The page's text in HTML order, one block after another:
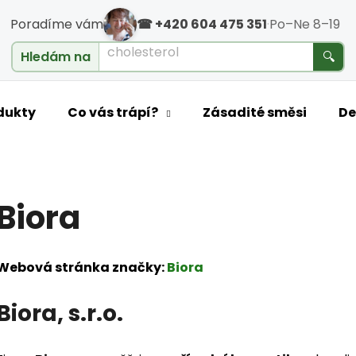
Poradíme vám ☎ +420 604 475 351·Po–Ne 8–19
Hledám na
cholesterol 🔍
Co vás trápí? Zásadité směsi
stránka značky:Biora
s.r.o.
potřebujete najít?
Doporučujeme